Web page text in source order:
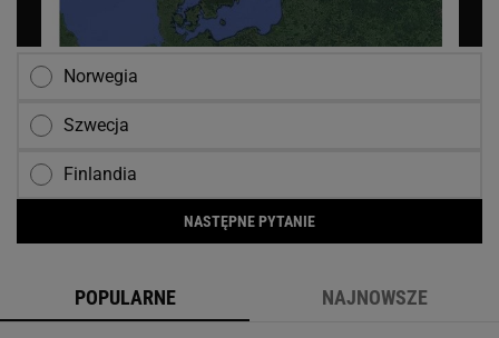
Norwegia
Szwecja
Finlandia
NASTĘPNE PYTANIE
POPULARNE NAJNOWSZE